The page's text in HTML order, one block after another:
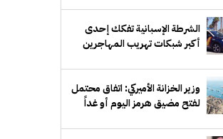
الشرطة الإسبانية تفكك إحدى
أكبر شبكات تهريب المهاجرين
وزير الخزانة الأميركي: اتفاق محتمل
لفتح مضيق هرمز اليوم أو غداً